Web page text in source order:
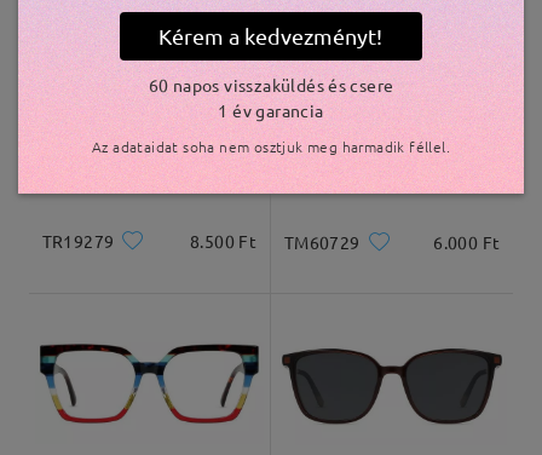
szállítási idő
5-7 munkanap részletek
Kiszállítva
Hasonló keretek
TR19279 8.500 Ft TM60729 6.000 Ft
Kérem a kedvezményt!
60 napos visszaküldés és csere
1 év garancia
Az adataidat soha nem osztjuk meg harmadik féllel.